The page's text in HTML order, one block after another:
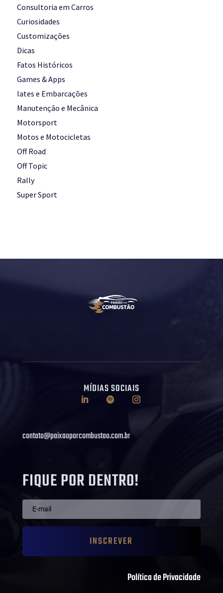
Consultoria em Carros
Curiosidades
Customizações
Dicas
Fatos Históricos
Games & Apps
Iates e Embarcações
Manutenção e Mecânica
Motorsport
Motos e Motocicletas
Off Road
Off Topic
Rally
Super Sport
MÍDIAS SOCIAIS
contato@paixaoporcombustao.com.br
FIQUE POR DENTRO!
INSCREVER
Política de Privacidade